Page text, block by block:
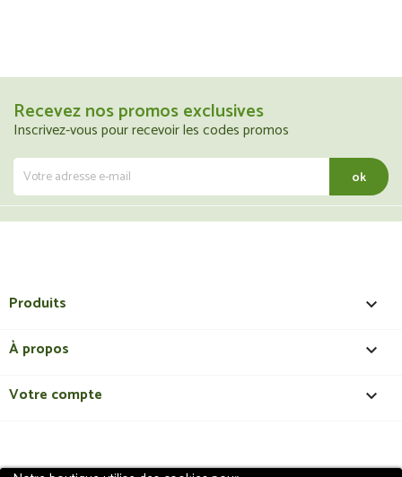
Recevez nos promos exclusives
Inscrivez-vous pour recevoir les codes promos
Produits 
À propos 
Votre compte 